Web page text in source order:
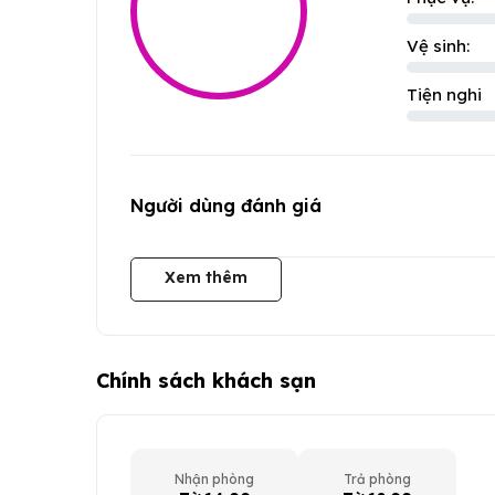
Vệ sinh:
Tiện nghi
Người dùng đánh giá
Xem thêm
Chính sách khách sạn
Nhận phòng Trả phòng